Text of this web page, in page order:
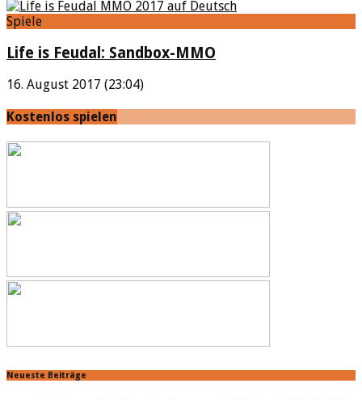
Spiele
Life is Feudal: Sandbox-MMO
16. August 2017 (23:04)
Kostenlos spielen
Neueste Beiträge